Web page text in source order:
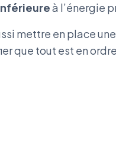
à l’énergie
mettre en place une
que tout est en